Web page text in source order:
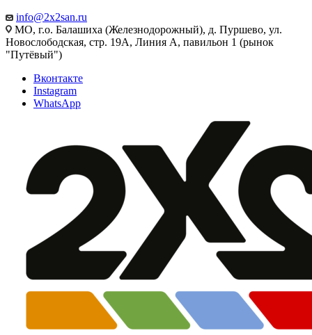
info@2x2san.ru
МО, г.о. Балашиха (Железнодорожный), д. Пуршево, ул.
Новослободская, стр. 19А, Линия А, павильон 1 (рынок
"Путёвый")
Вконтакте
Instagram
WhatsApp